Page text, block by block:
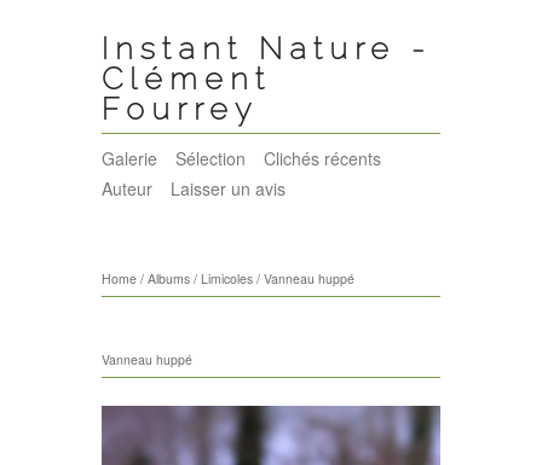
Instant Nature -
Clément
Fourrey
Galerie Sélection
Clichés récents
Auteur
Laisser un avis
Home / Albums / Limicoles / Vanneau huppé
Vanneau huppé